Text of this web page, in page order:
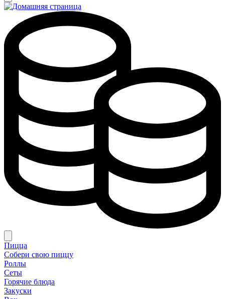
Пицца
Собери свою пиццу
Роллы
Сеты
Горячие блюда
Закуски